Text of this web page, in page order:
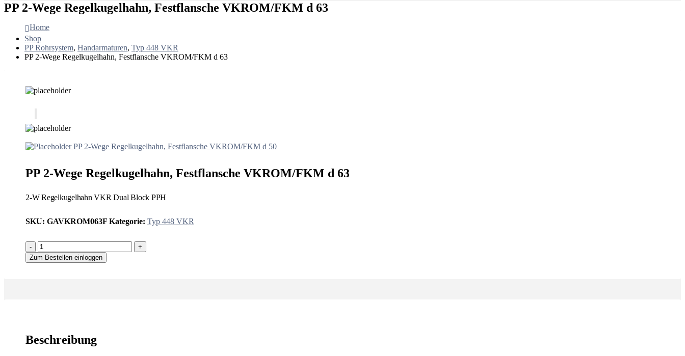
PP 2-Wege Regelkugelhahn, Festflansche VKROM/FKM d 63
Home
Shop
PP Rohrsystem, Handarmaturen, Typ 448 VKR
PP 2-Wege Regelkugelhahn, Festflansche VKROM/FKM d 63
PP 2-Wege Regelkugelhahn, Festflansche VKROM/FKM d 50
PP 2-Wege Regelkugelhahn, Festflansche VKROM/FKM d 63
2-W Regelkugelhahn VKR Dual Block PPH
SKU: GAVKROM063F Kategorie: Typ 448 VKR
-
+
Zum Bestellen einloggen
Beschreibung